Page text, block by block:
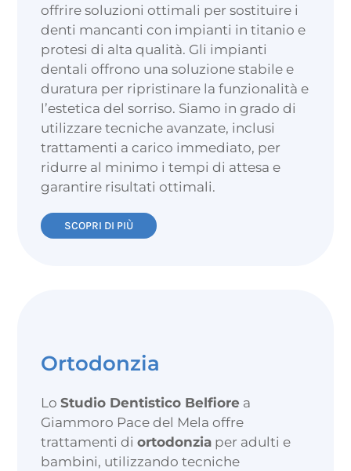
offrire soluzioni ottimali per sostituire i
denti mancanti con impianti in titanio e
protesi di alta qualità. Gli impianti
dentali offrono una soluzione stabile e
duratura per ripristinare la funzionalità e
l’estetica del sorriso. Siamo in grado di
utilizzare tecniche avanzate, inclusi
trattamenti a carico immediato, per
ridurre al minimo i tempi di attesa e
garantire risultati ottimali.
SCOPRI DI PIÙ
Ortodonzia
LoStudio Dentistico Belfiore a
Giammoro Pace del Mela offre
trattamenti diortodonzia per adulti e
bambini, utilizzando tecniche